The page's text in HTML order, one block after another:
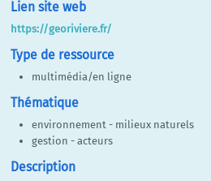
Lien site web
https://georiviere.fr/
Type de ressource
multimédia/en ligne
Thématique
environnement - milieux naturels
gestion - acteurs
Description